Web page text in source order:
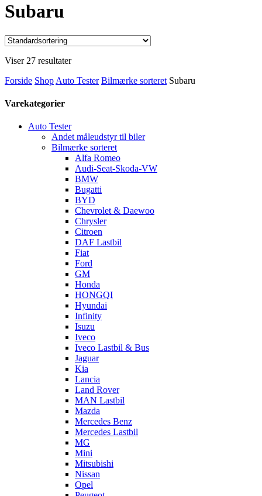
Subaru
Viser 27 resultater
Forside Shop Auto Tester Bilmærke sorteret Subaru
Varekategorier
Auto Tester
Andet måleudstyr til biler
Bilmærke sorteret
Alfa Romeo
Audi-Seat-Skoda-VW
BMW
Bugatti
BYD
Chevrolet & Daewoo
Chrysler
Citroen
DAF Lastbil
Fiat
Ford
GM
Honda
HONGQI
Hyundai
Infinity
Isuzu
Iveco
Iveco Lastbil & Bus
Jaguar
Kia
Lancia
Land Rover
MAN Lastbil
Mazda
Mercedes Benz
Mercedes Lastbil
MG
Mini
Mitsubishi
Nissan
Opel